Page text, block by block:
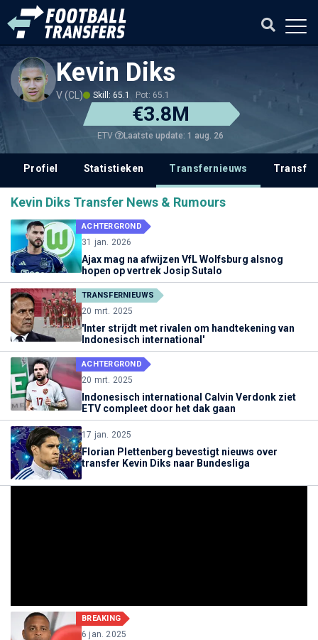
Kevin Diks
V (CL) Skill: 65.1 Pot: 65.1
€3.8M
ETV Laatste update: 1 aug. 26
Profiel Statistieken Transfernieuws
Kevin Diks Transfer News & Rumours
ACHTERGROND
31 jan. 2026
Ajax mag na afwijzen VfL Wolfsburg alsnog
hopen op vertrek Josip Sutalo
TRANSFERNIEUWS
20 mrt. 2025
'Inter strijdt met rivalen om handtekening van
Indonesisch international'
ACHTERGROND
20 mrt. 2025
Indonesisch international Calvin Verdonk ziet
ETV compleet door het dak gaan
17 jan. 2025
Florian Plettenberg bevestigt nieuws over
transfer Kevin Diks naar Bundesliga
BREAKING
6 jan. 2025